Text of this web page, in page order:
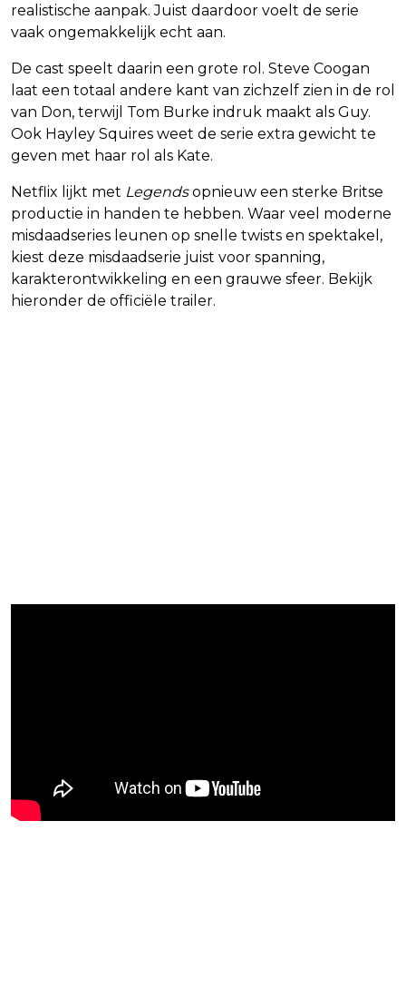
realistische aanpak. Juist daardoor voelt de serie
vaak ongemakkelijk echt aan.
De cast speelt daarin een grote rol. Steve Coogan
laat een totaal andere kant van zichzelf zien in de rol
van Don, terwijl Tom Burke indruk maakt als Guy.
Ook Hayley Squires weet de serie extra gewicht te
geven met haar rol als Kate.
Netflix lijkt met Legendsopnieuw een sterke Britse
productie in handen te hebben. Waar veel moderne
misdaadseries leunen op snelle twists en spektakel,
kiest deze misdaadserie juist voor spanning,
karakterontwikkeling en een grauwe sfeer. Bekijk
hieronder de officiële trailer.